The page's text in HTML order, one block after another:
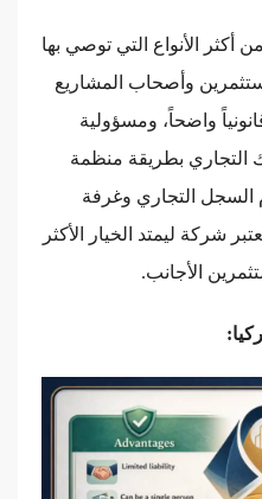
الأنواع التي توصي بها
وأصحاب المشاريع
واضحاً، ومسؤولية
التجاري بطريقة منظمة
التجاري وغرفة
شركة ليمتد الخيار الأكثر
الأجانب.